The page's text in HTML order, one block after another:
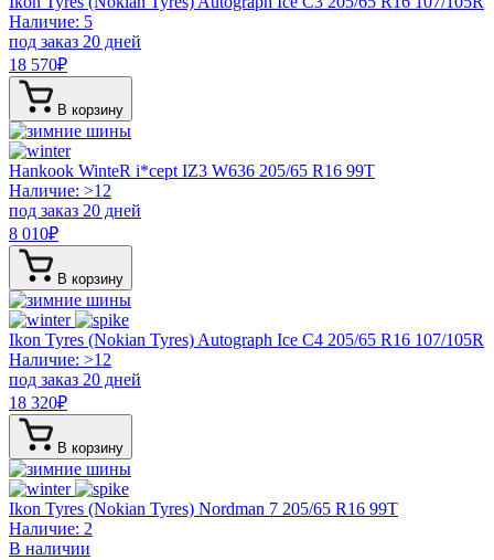
Наличие: 5
под заказ 20 дней
18 570₽
В корзину
Hankook WinteR i*cept IZ3 W636 205/65 R16 99T
Наличие: >12
под заказ 20 дней
8 010₽
В корзину
Ikon Tyres (Nokian Tyres) Autograph Ice C4 205/65 R16 107/105R
Наличие: >12
под заказ 20 дней
18 320₽
В корзину
Ikon Tyres (Nokian Tyres) Nordman 7 205/65 R16 99T
Наличие: 2
В наличии